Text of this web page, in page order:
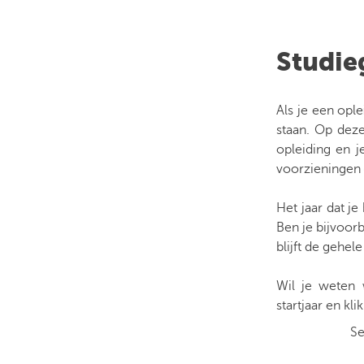
Als je een
staan. Op
opleiding en
voorzieningen
Het jaar dat
Ben je
blijft de
Wil je weten
startjaar en